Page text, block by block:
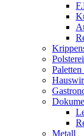
Polsterei
Metall